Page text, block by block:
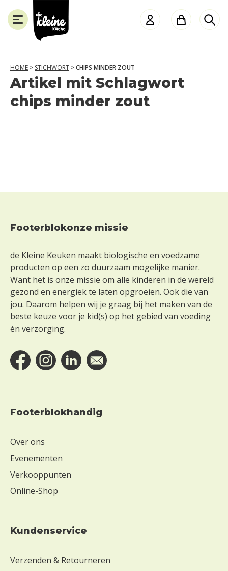
Die
Kleine
Küche
SLUITEN
HOME > STICHWORT >CHIPS MINDER ZOUT
Artikel mit Schlagwort
chips minder zout
Footer
Footerblokonze missie
de Kleine Keuken maakt biologische en voedzame
producten op een zo duurzaam mogelijke manier.
Want het is onze missie om alle kinderen in de wereld
gezond en energiek te laten opgroeien. Ook die van
jou. Daarom helpen wij je graag bij het maken van de
beste keuze voor je kid(s) op het gebied van voeding
én verzorging.
Footerblokhandig
Over ons
Evenementen
Verkooppunten
Online-Shop
Kundenservice
Verzenden & Retourneren